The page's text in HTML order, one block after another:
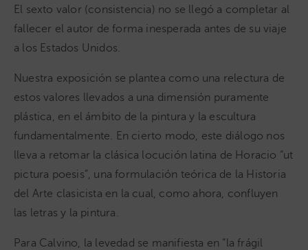
El sexto valor (consistencia) no se llegó a completar al
fallecer el autor de forma inesperada antes de su viaje
a los Estados Unidos.
Nuestra exposición se plantea como una relectura de
estos valores llevados a una dimensión puramente
plástica, en el ámbito de la pintura y la escultura
fundamentalmente. En cierto modo, este diálogo nos
lleva a retomar la clásica locución latina de Horacio “ut
pictura poesis”, una formulación teórica de la Historia
del Arte clasicista en la cual, como ahora, confluyen
las letras y la pintura.
Para Calvino, la levedad se manifiesta en “la frágil